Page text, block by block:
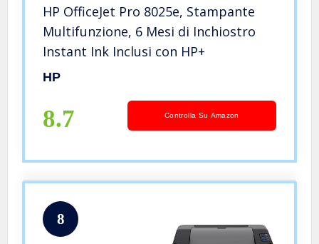
HP OfficeJet Pro 8025e, Stampante
Multifunzione, 6 Mesi di Inchiostro
Instant Ink Inclusi con HP+
HP
8.7 Controlla Su Amazon
8